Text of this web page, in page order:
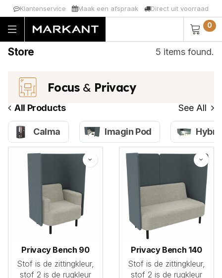
Klantenservice Maak een afspraak​ Direct uit voorraad
0
Store 5 items found.
Focus & Privacy
All Products See All
Calma Imagin Pod
Privacy Bench 90
Stof is de zittingkleur,
stof 2 is de rugkleur
Privacy Bench 140
Stof is de zittingkleur,
stof 2 is de rugkleur